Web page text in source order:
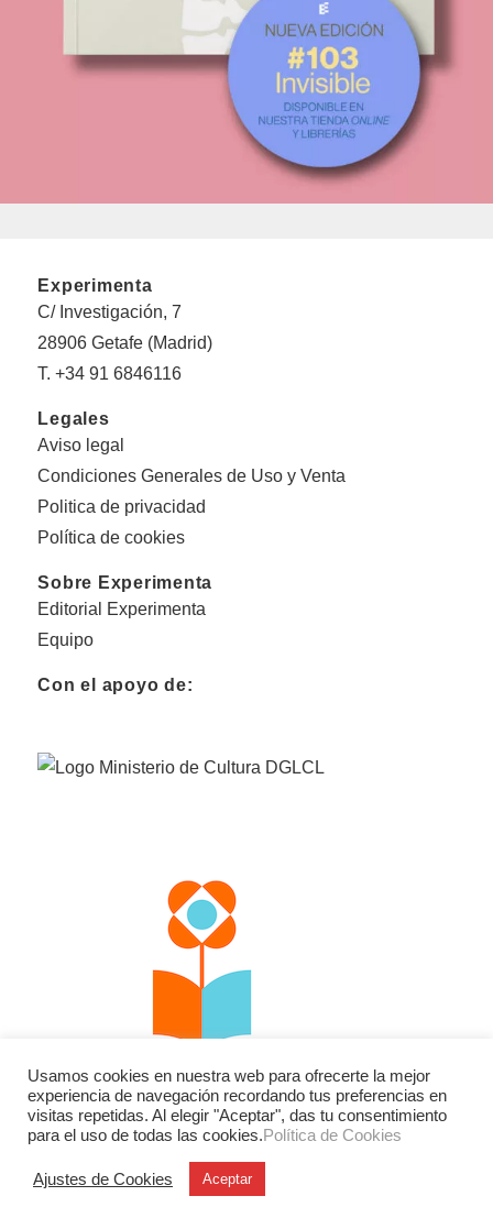
Experimenta
C/ Investigación, 7
28906 Getafe (Madrid)
T. +34 91 6846116
Legales
Aviso legal
Condiciones Generales de Uso y Venta
Politica de privacidad
Política de cookies
Sobre Experimenta
Editorial Experimenta
Equipo
Con el apoyo de:
Facebook Twitter
Usamos cookies en nuestra web para ofrecerte la mejor
experiencia de navegación recordando tus preferencias en
visitas repetidas. Al elegir "Aceptar", das tu consentimiento
para el uso de todas las cookies.Política de Cookies
Ajustes de Cookies Aceptar